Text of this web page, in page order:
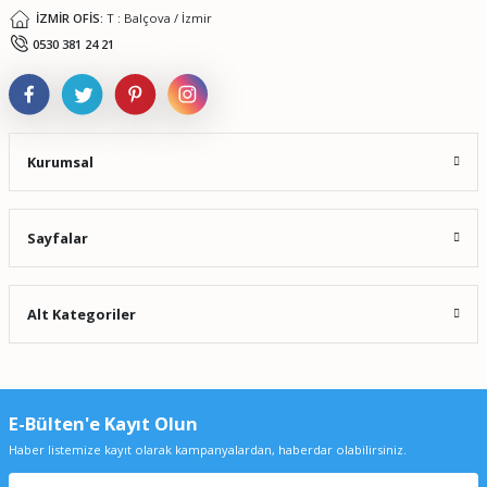
İZMİR OFİS: T : Balçova / İzmir
0530 381 24 21
Kurumsal
Sayfalar
Alt Kategoriler
E-Bülten'e Kayıt Olun
Haber listemize kayıt olarak kampanyalardan, haberdar olabilirsiniz.